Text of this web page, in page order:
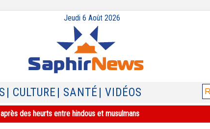
Jeudi 6 Août 2026
| CULTURE | SANTÉ | VIDÉOS
des heurts entre hindous et musulmans